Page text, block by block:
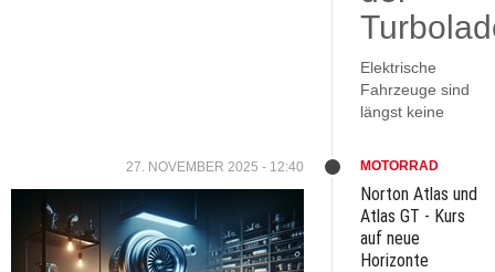
Elektrische
Fahrzeuge sind
längst keine
27. NOVEMBER 2025 - 12:40 MOTORRAD
Norton Atlas und
Atlas GT - Kurs
auf neue
Horizonte